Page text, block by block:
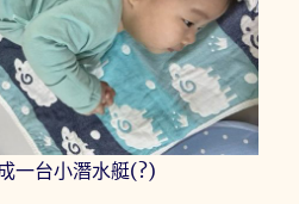
一台小潛水艇(?)